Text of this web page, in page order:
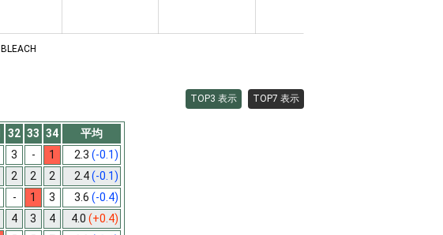
BLEACH
TOP3 表示 TOP7 表示
32 33 34
平均
3 - 1 2.3 (-0.1)
2 2 2 2.4(-0.1)
- 1 3 3.6 (-0.4)
4 3 4 4.0 (+0.4)